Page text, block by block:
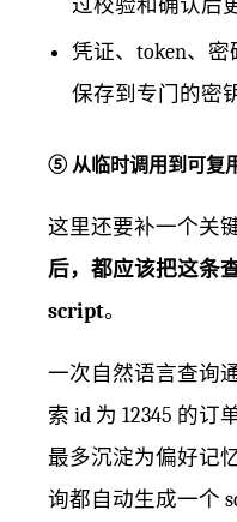
凭证、token、
保存到专门的密
⑤ 从临时调用到可复
这里还要补一个关
后，都应该把这条
script。
一次自然语言查询
索 id 为 12345 的订
最多沉淀为偏好记
询都自动生成一个